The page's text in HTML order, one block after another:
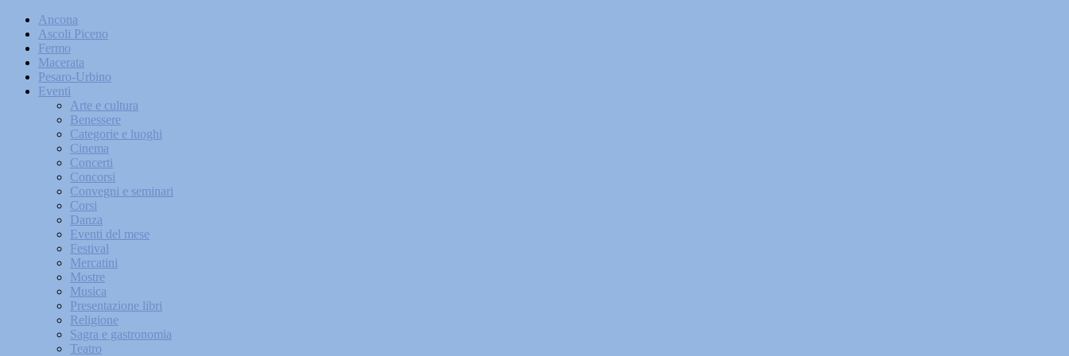
Ancona
Ascoli Piceno
Fermo
Macerata
Pesaro-Urbino
Eventi
Arte e cultura
Benessere
Categorie e luoghi
Cinema
Concerti
Concorsi
Convegni e seminari
Corsi
Danza
Eventi del mese
Festival
Mercatini
Mostre
Musica
Presentazione libri
Religione
Sagra e gastronomia
Teatro